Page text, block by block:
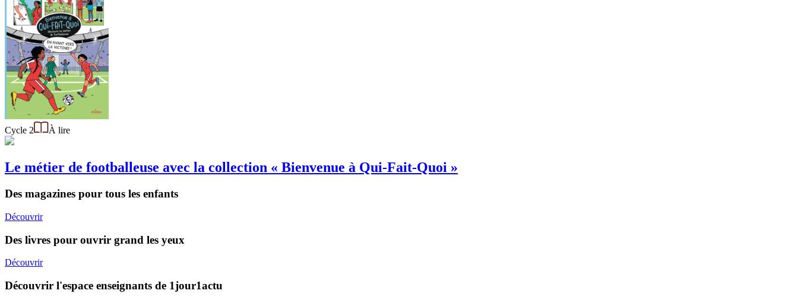
Cycle 2 À lire
Le métier de footballeuse avec la collection « Bienvenue à Qui-Fait-Quoi »
Des magazines pour tous les enfants
Découvrir
Des livres pour ouvrir grand les yeux
Découvrir
Découvrir l'espace enseignants de 1jour1actu